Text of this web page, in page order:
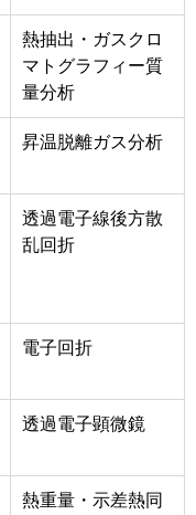
熱抽出・ガスクロ
マトグラフィー質
量分析
昇温脱離ガス分析
透過電子線後方散
乱回折
電子回折
透過電子顕微鏡
熱重量・示差熱同